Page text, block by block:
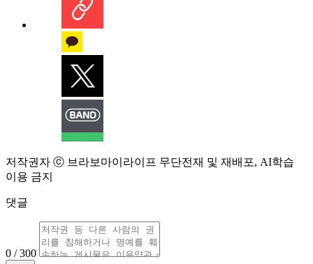
저작권자 ⓒ 브라보마이라이프 무단전재 및 재배포, AI학습
이용 금지
댓글
0 / 300